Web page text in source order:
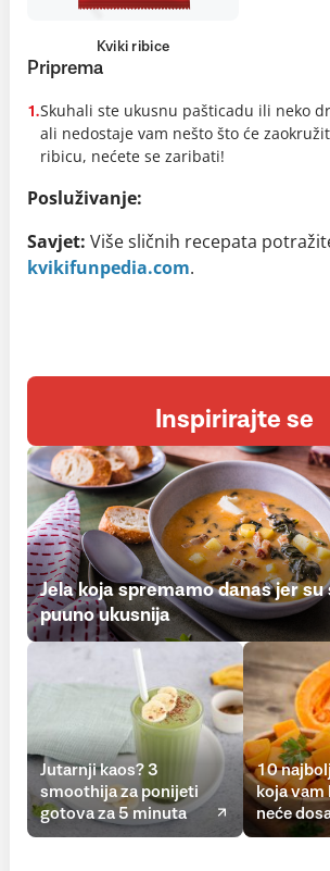
Kviki ribice
Priprema
1.Skuhali ste ukusnu pašticadu ili neko
ali nedostaje vam nešto što će
ribicu, nećete se zaribati!
Posluživanje:
Savjet: Više sličnih recepata
kvikifunpedia.com.
Inspirirajte se
Jela koja spremamo danas jer
puuno ukusnija
Jutarnji kaos? 3
smoothija za ponijeti
gotova za 5 minuta
10
koja vam
neće